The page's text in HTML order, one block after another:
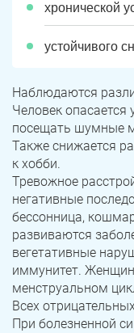
хронической
устойчивого
Наблюдаются
Человек опасается
посещать шумные
Также снижается
к хобби.
Тревожное
негативные
бессонница,
развиваются
вегетативные
иммунитет.
менструальном
Всех
При болезненной